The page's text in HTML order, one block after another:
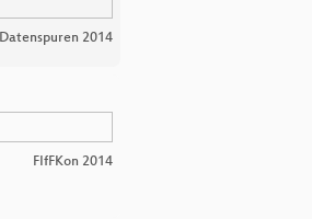
Datenspuren 2014
FIfFKon 2014